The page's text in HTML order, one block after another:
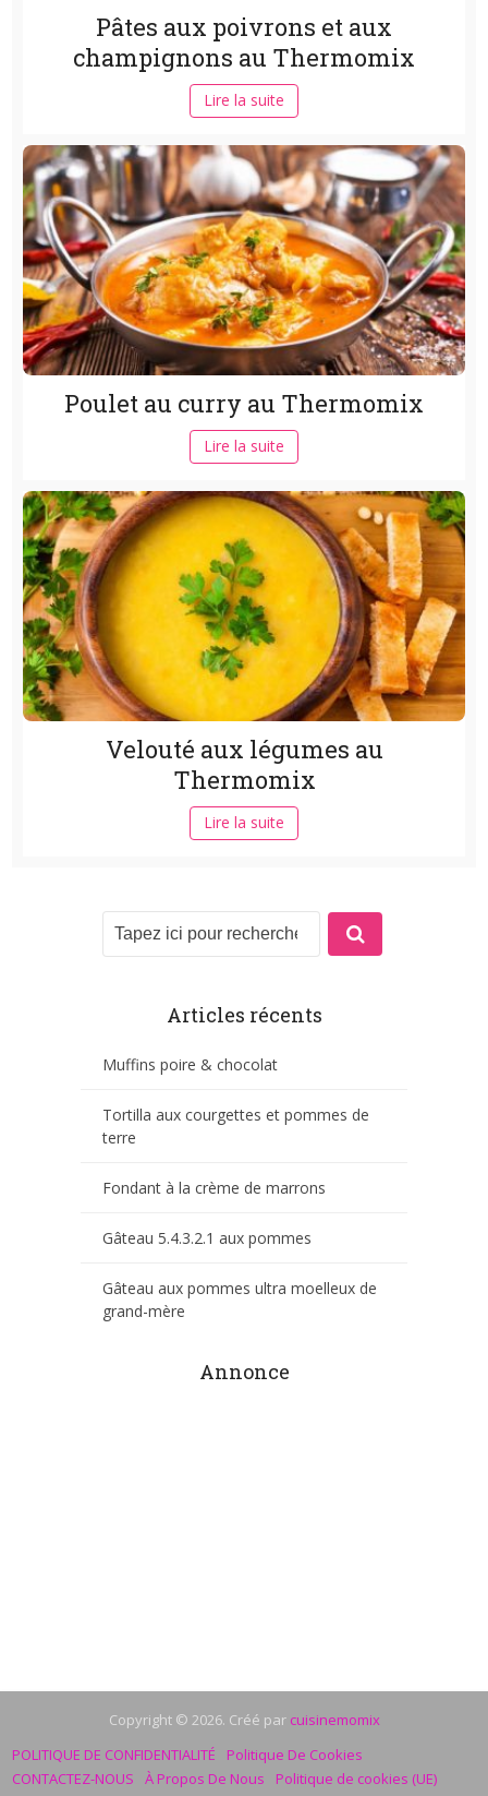
Pâtes aux poivrons et aux
champignons au Thermomix
Lire la suite
Poulet au curry au Thermomix
Lire la suite
Velouté aux légumes au
Thermomix
Lire la suite
Articles récents
Muffins poire & chocolat
Tortilla aux courgettes et pommes de
terre
Fondant à la crème de marrons
Gâteau 5.4.3.2.1 aux pommes
Gâteau aux pommes ultra moelleux de
grand-mère
Annonce
Copyright © 2026. Créé par cuisinemomix
POLITIQUE DE CONFIDENTIALITÉ
Politique De Cookies
CONTACTEZ-NOUS
À Propos De Nous
Politique de cookies (UE)